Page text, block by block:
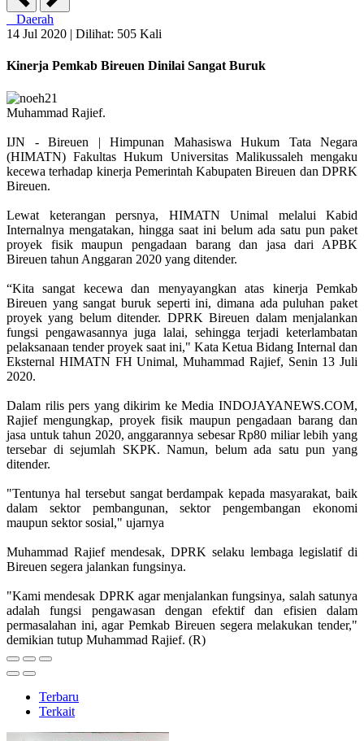
Daerah
14 Jul 2020 | Dilihat: 505 Kali
Kinerja Pemkab Bireuen Dinilai Sangat Buruk
Muhammad Rajief.
IJN - Bireuen | Himpunan Mahasiswa Hukum Tata Negara
(HIMATN) Fakultas Hukum Universitas Malikussaleh mengaku
kecewa terhadap kinerja Pemerintah Kabupaten Bireuen dan DPRK
Bireuen.
Lewat keterangan persnya, HIMATN Unimal melalui Kabid
Internalnya mengatakan, hingga saat ini belum ada satu pun paket
proyek fisik maupun pengadaan barang dan jasa dari APBK
Bireuen tahun Anggaran 2020 yang ditender.
“Kita sangat kecewa dan menyayangkan atas kinerja Pemkab
Bireuen yang sangat buruk seperti ini, dimana ada puluhan paket
proyek yang belum ditender. DPRK Bireuen dalam menjalankan
fungsi pengawasannya juga lalai, sehingga terjadi keterlambatan
pelaksanaan tender proyek saat ini," Kata Ketua Bidang Internal dan
Eksternal HIMATN FH Unimal, Muhammad Rajief, Senin 13 Juli
2020.
Dalam rilis pers yang dikirim ke Media INDOJAYANEWS.COM,
Rajief mengungkap, proyek fisik maupun pengadaan barang dan
jasa untuk tahun 2020, anggarannya sebesar Rp80 miliar lebih yang
tersebar di sejumlah SKPK. Namun, belum ada satu pun yang
ditender.
"Tentunya hal tersebut sangat berdampak kepada masyarakat, baik
dalam sektor pembangunan, sektor pengembangan ekonomi
maupun sektor sosial," ujarnya
Muhammad Rajief mendesak, DPRK selaku lembaga legislatif di
Bireuen segera jalankan fungsinya.
"Kami mendesak DPRK agar menjalankan fungsinya, salah satunya
adalah fungsi pengawasan dengan efektif dan efisien dalam
permasalahan ini, agar Pemkab Bireuen segera melakukan tender,"
demikian tutup Muhammad Rajief. (R)
Terbaru
Terkait